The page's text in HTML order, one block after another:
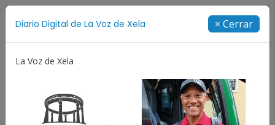
Diario Digital de La Voz de Xela × Cerrar
La Voz de Xela